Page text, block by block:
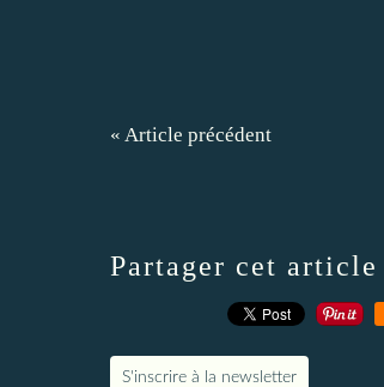
« Article précédent
Partager cet article
S'inscrire à la newsletter